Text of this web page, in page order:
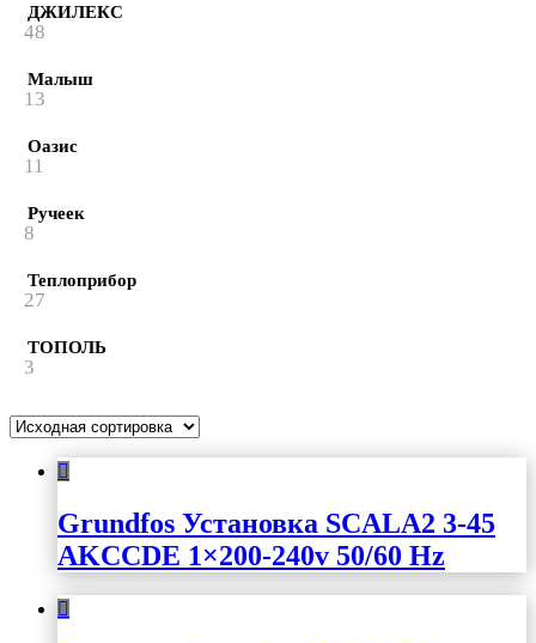
ДЖИЛЕКС
48
Малыш
13
Оазис
11
Ручеек
8
Теплоприбор
27
ТОПОЛЬ
3
Grundfos Установка SCALA2 3-45
AKCCDE 1×200-240v 50/60 Hz